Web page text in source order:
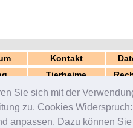
Sie sich mit der
zu. Cookies
anpassen. Dazu können
Kontakt
Tierheime